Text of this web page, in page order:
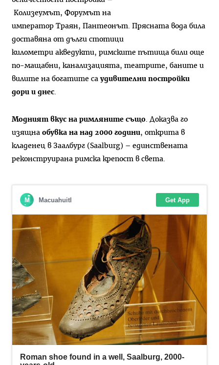
Колизеумът, Форумът на
император Траян, Пантеонът. Прясната вода била
доставяна от дълги стотици
километри акведукти, римските пътища били още
по-мащабни, канализацията, театрите, баните и
вилите на богатите са удивителни постройки
дори и днес.
Модният вкус на римляните също. Доказва го
изящна обувка на над 2000 години, открита в
кладенец в Заалбург (Saalburg) – единствената
реконструирана римска крепост в света.